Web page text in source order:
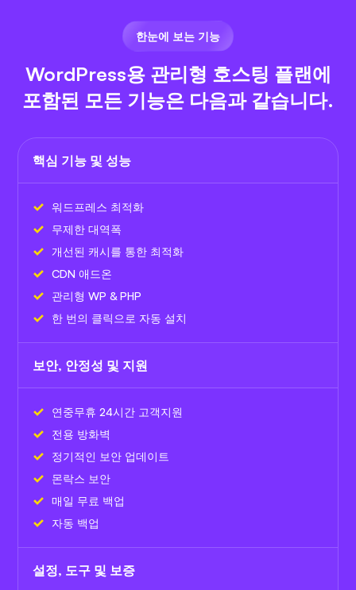
한눈에 보는 기능
WordPress용 관리형 호스팅 플랜에
포함된 모든 기능은 다음과 같습니다.
핵심 기능 및 성능
워드프레스 최적화
무제한 대역폭
개선된 캐시를 통한 최적화
CDN 애드온
관리형 WP & PHP
한 번의 클릭으로 자동 설치
보안, 안정성 및 지원
연중무휴 24시간 고객지원
전용 방화벽
정기적인 보안 업데이트
몬락스 보안
매일 무료 백업
자동 백업
설정, 도구 및 보증